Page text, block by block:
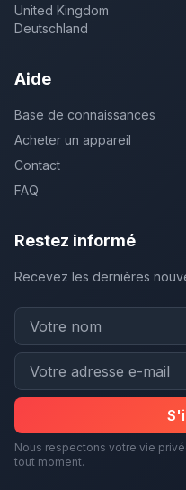
United Kingdom
Deutschland
Aide
Base de connaissances
Acheter un appareil
Contact
FAQ
Restez informé
Recevez les dernières
Nous respectons votre vie
tout moment.